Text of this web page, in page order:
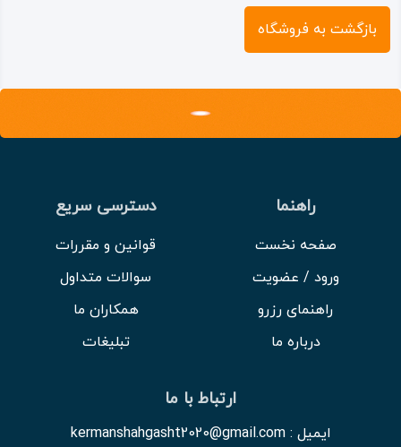
ویژه
ویدئو
بازگشت به فروشگاه
راهنما
صفحه نخست
ورود / عضویت
راهنمای رزرو
درباره ما
دسترسی سریع
قوانین و مقررات
سوالات متداول
همکاران ما
تبلیغات
ارتباط با ما
ایمیل : kermanshahgasht2020@gmail.com